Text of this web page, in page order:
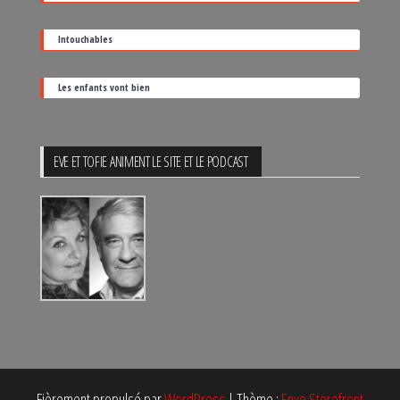
Intouchables
Les enfants vont bien
EVE ET TOFIE ANIMENT LE SITE ET LE PODCAST